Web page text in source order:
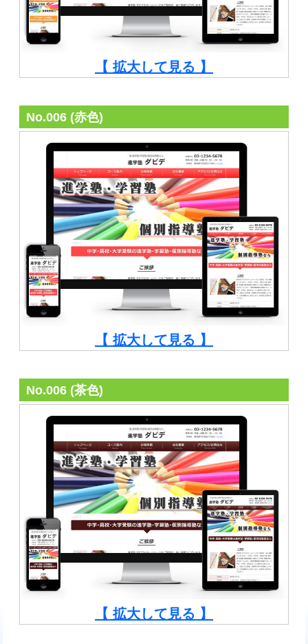
【 拡大して見る 】
No.006 (赤色)
【 拡大して見る 】
No.006 (茶色)
【 拡大して見る 】